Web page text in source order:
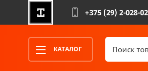
+375 (29) 2-028-
КАТАЛОГ